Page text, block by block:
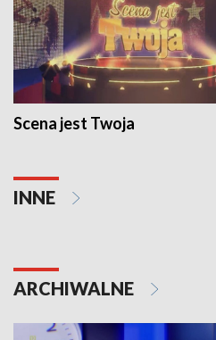
Scena jest Twoja
INNE
ARCHIWALNE